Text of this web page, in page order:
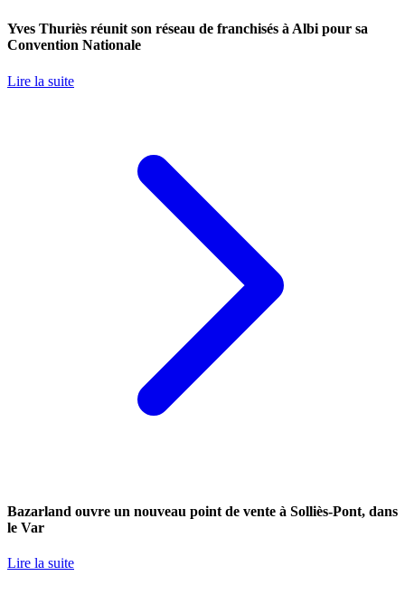
Yves Thuriès réunit son réseau de franchisés à Albi pour sa
Convention Nationale
Lire la suite
Bazarland ouvre un nouveau point de vente à Solliès-Pont, dans
le Var
Lire la suite